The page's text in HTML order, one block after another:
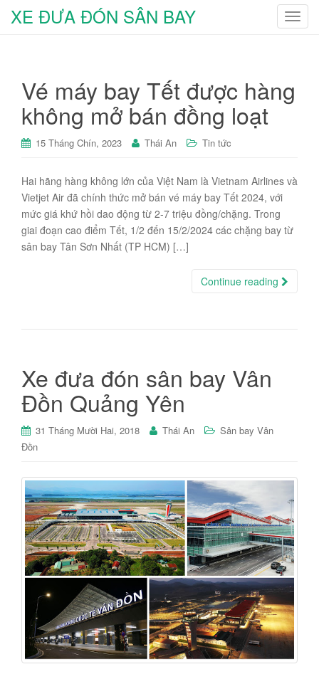
T
l
e
g
i
XE ĐƯA ĐÓN SÂN BAY
Vé máy bay Tết được hàng
không mở bán đồng loạt
15 Tháng Chín, 2023 Thái An Tin tức
Hai hãng hàng không lớn của Việt Nam là Vietnam Airlines và
Vietjet Air đã chính thức mở bán vé máy bay Tết 2024, với
mức giá khứ hồi dao động từ 2-7 triệu đồng/chặng. Trong
giai đoạn cao điểm Tết, 1/2 đến 15/2/2024 các chặng bay từ
sân bay Tân Sơn Nhất (TP HCM) […]
Continue reading
Xe đưa đón sân bay Vân
Đồn Quảng Yên
31 Tháng Mười Hai, 2018 Thái An
Sân bay Vân
Đồn